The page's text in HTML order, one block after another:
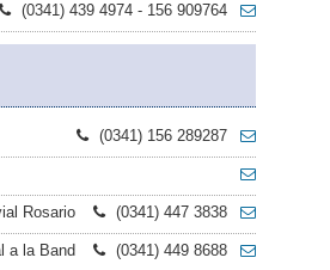
(0341) 439 4974 - 156 909764
(0341) 156 289287
Rosario (0341) 447 3838
a la Band (0341) 449 8688